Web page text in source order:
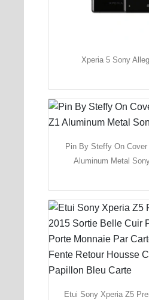
Xperia 5 Sony
Pin By Steffy On
Aluminum Metal
Etui Sony Xperia Z5